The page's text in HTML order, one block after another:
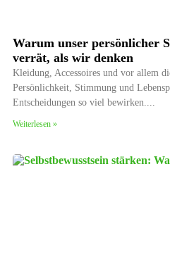
Warum unser persönlicher
verrät, als wir denken
Kleidung, Accessoires und vor allem
Persönlichkeit, Stimmung und
Entscheidungen so viel bewirken.
Weiterlesen »